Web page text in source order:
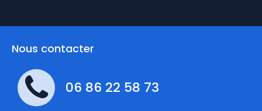
Nous contacter
06 86 22 58 73